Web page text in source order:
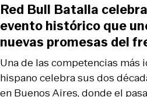
Una de las competencias más
hispano celebra sus dos
en Buenos Aires, donde el
Red Bull Batalla
evento histórico que
nuevas promesas del